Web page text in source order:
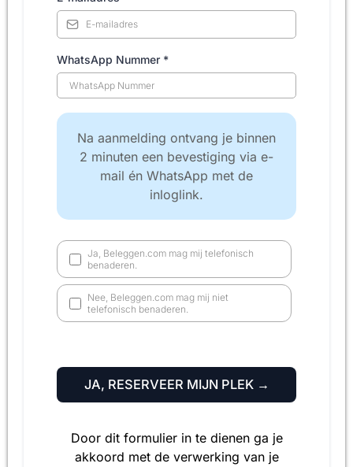
WhatsApp Nummer *
Na aanmelding ontvang je binnen
2 minuten een bevestiging via e-
mail én WhatsApp met de
inloglink.
Ja, Beleggen.com mag mij telefonisch
benaderen.
Nee, Beleggen.com mag mij niet
telefonisch benaderen.
JA, RESERVEER MIJN PLEK →
Door dit formulier in te dienen ga je
akkoord met de verwerking van je